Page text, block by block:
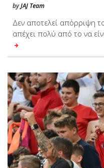
byJAJ Team
Δεν αποτελεί απόρριψη
απέχει πολύ από το να